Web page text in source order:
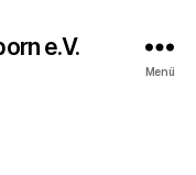
e.V.
Menü